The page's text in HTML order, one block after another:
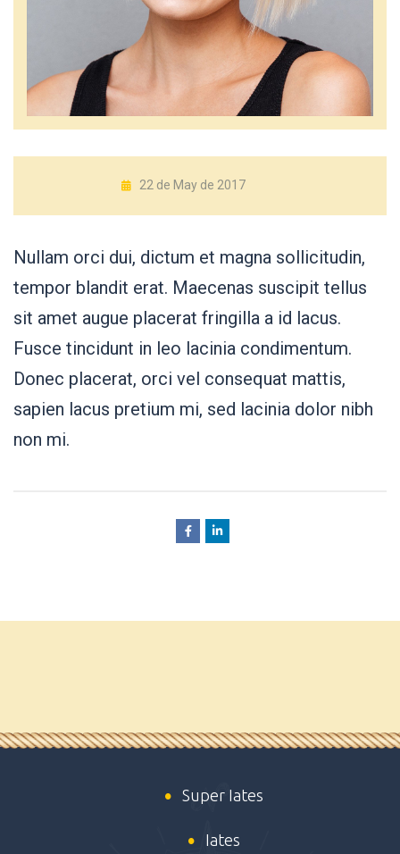
22 de May de 2017
Nullam orci dui, dictum et magna sollicitudin,
tempor blandit erat. Maecenas suscipit tellus
sit amet augue placerat fringilla a id lacus.
Fusce tincidunt in leo lacinia condimentum.
Donec placerat, orci vel consequat mattis,
sapien lacus pretium mi, sed lacinia dolor nibh
non mi.
Super Iates
Iates